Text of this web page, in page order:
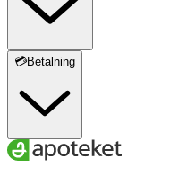
💳Betalning